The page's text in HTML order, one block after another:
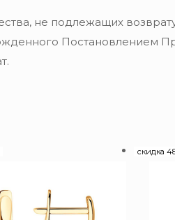
не подлежащих
Постановлением
скидка